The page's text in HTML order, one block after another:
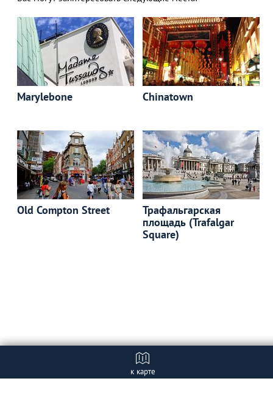
Marylebone Chinatown
Old Compton Street
Трафальгарская
площадь (Trafalgar
Square)
к карте